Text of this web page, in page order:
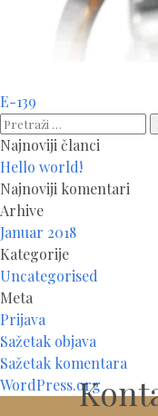
Navigacija
članaka
E-139
Pretraga:
Najnoviji članci
Hello world!
Najnoviji komentari
Arhive
Januar 2018
Kategorije
Uncategorised
Meta
Prijava
Sažetak objava
Sažetak komentara
WordPress.org